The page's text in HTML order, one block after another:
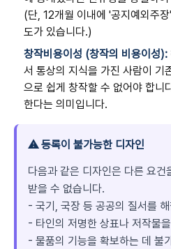
(단, 12개월 이내에 '공지예외주
도가 있습니다.)
창작비용이성 (창작의 비용이성):
서 통상의 지식을 가진 사람이 기
으로 쉽게 창작할 수 없어야 합니
한다는 의미입니다.
⚠️ 등록이 불가능한 디자인
다음과 같은 디자인은 다른 요건
받을 수 없습니다.
- 국기, 국장 등 공공의 질서를
- 타인의 저명한 상표나 저작물
- 물품의 기능을 확보하는 데 불